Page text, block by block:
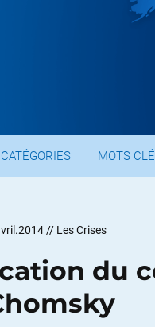
CATÉGORIES MOTS
// Les Crises
du